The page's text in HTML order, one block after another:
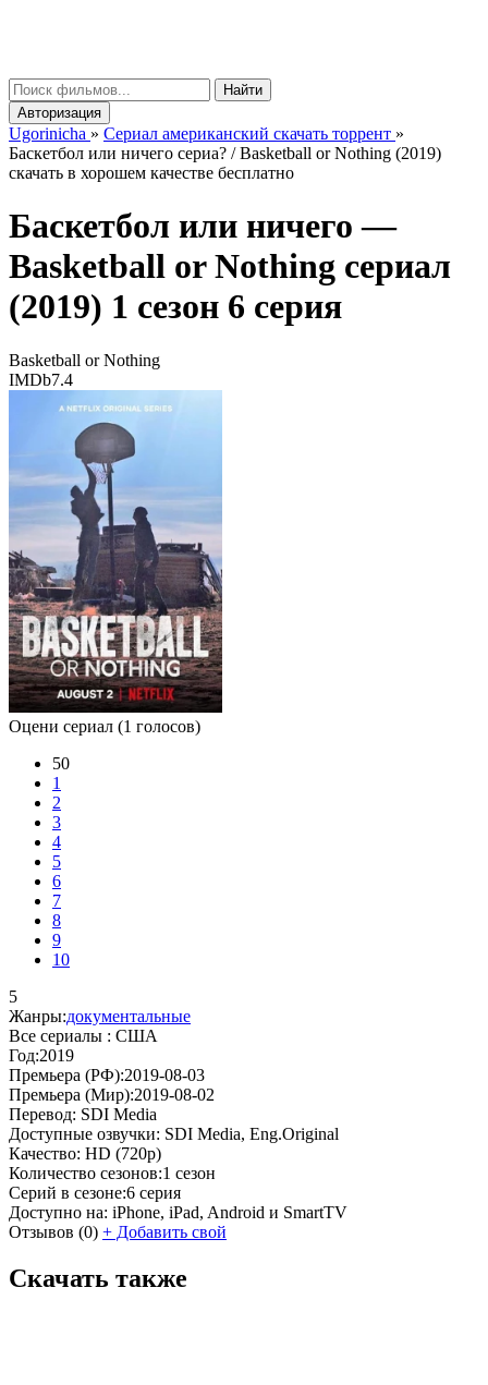
Найти
Авторизация
Ugorinicha » Сериал американский скачать торрент »
Баскетбол или ничего сериа? / Basketball or Nothing (2019)
скачать в хорошем качестве бесплатно
Баскетбол или ничего —
Basketball or Nothing сериал
(2019) 1 сезон 6 серия
Basketball or Nothing
IMDb7.4
Оцени сериал (1 голосов)
50
1
2
3
4
5
6
7
8
9
10
5
Жанры:документальные
Все сериалы : США
Год:2019
Премьера (РФ):2019-08-03
Премьера (Мир):2019-08-02
Перевод: SDI Media
Доступные озвучки: SDI Media, Eng.Original
Качество: HD (720p)
Количество сезонов:1 сезон
Серий в сезоне:6 серия
Доступно на: iPhone, iPad, Android и SmartTV
Отзывов (0) + Добавить свой
Скачать также